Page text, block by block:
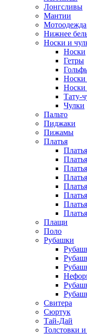
Лонгсливы
Мантии
Мотоодежда
Нижнее
Носки и
Носки
Гетры
Носки
Носки
Тату-
Чулки
Пальто
Пиджаки
Пижамы
Платья
Плащи
Поло
Рубашки
Свитера
Сюртук
Тай-Дай
Толстовки